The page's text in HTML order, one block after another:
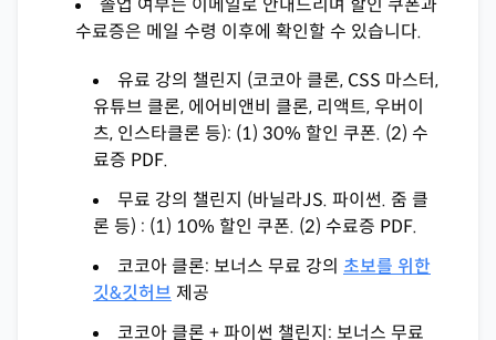
졸업 여부는 이메일로 안내드리며 할인 쿠폰과
수료증은 메일 수령 이후에 확인할 수 있습니다.
유료 강의 챌린지 (코코아 클론, CSS 마스터,
유튜브 클론, 에어비앤비 클론, 리액트, 우버이
츠, 인스타클론 등): (1) 30% 할인 쿠폰. (2) 수
료증 PDF.
무료 강의 챌린지 (바닐라JS. 파이썬. 줌 클
론 등) : (1) 10% 할인 쿠폰. (2) 수료증 PDF.
코코아 클론: 보너스 무료 강의 초보를 위한
깃&깃허브 제공
코코아 클론 + 파이썬 챌린지: 보너스 무료